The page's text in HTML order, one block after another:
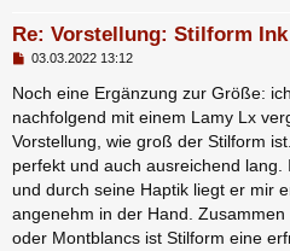
Re: Vorstellung: Stilform
B
i
r
a
g
03.03.2022 13:12
Noch eine Ergänzung zur Größe:
nachfolgend mit einem Lamy Lx
Vorstellung, wie groß der Stilform
perfekt und auch ausreichend
und durch seine Haptik liegt er mir
angenehm in der Hand.
oder Montblancs ist Stilform eine